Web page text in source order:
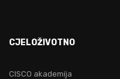
CJELOŽIVOTNO
CISCO akademija